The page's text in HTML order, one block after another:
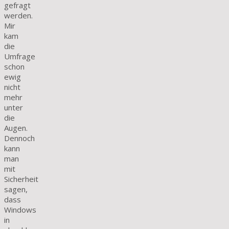
gefragt
werden.
Mir
kam
die
Umfrage
schon
ewig
nicht
mehr
unter
die
Augen.
Dennoch
kann
man
mit
Sicherheit
sagen,
dass
Windows
in